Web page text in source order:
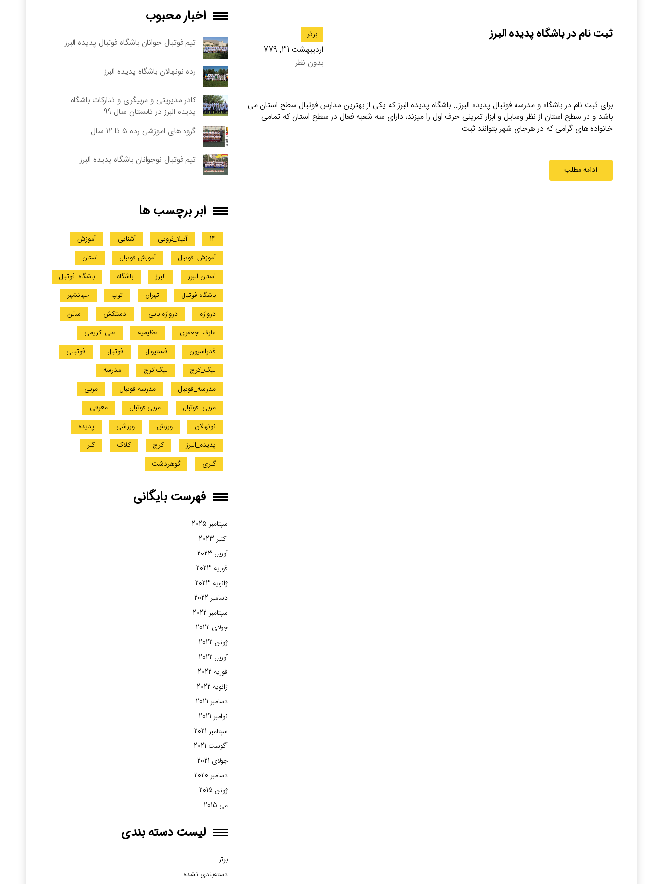
ثبت نام در باشگاه پدیده البرز
برتر
اردیبهشت 31, 779
بدون نظر
برای ثبت نام در باشگاه و مدرسه فوتبال پدیده البرز… باشگاه پدیده البرز که یکی از بهترین مدارس فوتبال سطح استان می
باشد و در سطح استان از نظر وسایل و ابزار تمرینی حرف اول را میزند، دارای سه شعبه فعال در سطح استان که تمامی
خانواده های گرامی که در هرجای شهر بتوانند ثبت
ادامه مطلب
اخبار محبوب
تیم فوتبال جوانان باشگاه فوتبال پدیده البرز
رده نونهالان باشگاه پدیده البرز
کادر مدیریتی و مربیگری و تدارکات باشگاه
پدیده البرز در تابستان سال 99
گروه های اموزشی رده ۵ تا ۱۲ سال
تیم فوتبال نوجوانان باشگاه پدیده البرز
ابر برچسب ها
14 آتیلا_ثروتی آشنایی
آموزش
آموزش_فوتبال
آموزش فوتبال
استان
استان البرز
البرز باشگاه
باشگاه_فوتبال
باشگاه فوتبال
تهران توپ
جهانشهر
دروازه
دروازه بانی دستکش
سالن
عارف_جعفری
عظیمیه
علی_کریمی
فدراسیون
فستیوال فوتبال
فوتبالی
لیگ_کرج
لیگ کرج
مدرسه
مدرسه_فوتبال
مدرسه فوتبال
مربی
مربی_فوتبال
مربی فوتبال
معرفی
نونهالان
ورزش ورزشی
پدیده
پدیده_البرز
کرج کلاک
گلر
گلری
گوهردشت
فهرست بایگانی
سپتامبر 2025
اکتبر 2023
آوریل 2023
فوریه 2023
ژانویه 2023
دسامبر 2022
سپتامبر 2022
جولای 2022
ژوئن 2022
آوریل 2022
فوریه 2022
ژانویه 2022
دسامبر 2021
نوامبر 2021
سپتامبر 2021
آگوست 2021
جولای 2021
دسامبر 2020
ژوئن 2015
می 2015
لیست دسته بندی
برتر
دسته‌بندی نشده